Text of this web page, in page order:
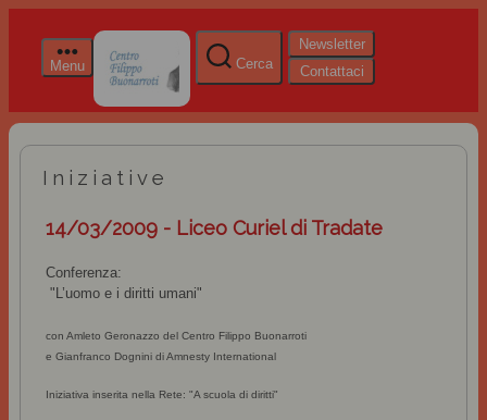
Menu Cerca
Newsletter
Contattaci
Iniziative
14/03/2009 - Liceo Curiel di Tradate
Conferenza:
"L’uomo e i diritti umani"
con Amleto Geronazzo del Centro Filippo Buonarroti
e Gianfranco Dognini di Amnesty International
Iniziativa inserita nella Rete: "A scuola di diritti"